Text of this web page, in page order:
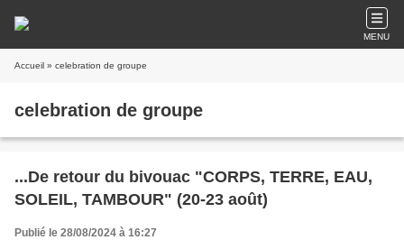
MENU
Accueil » celebration de groupe
celebration de groupe
...De retour du bivouac "CORPS, TERRE, EAU,
SOLEIL, TAMBOUR" (20-23 août)
Publié le 28/08/2024 à 16:27